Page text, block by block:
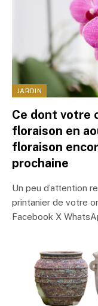
JARDIN
Ce dont votre
floraison en
floraison
prochaine
Un peu d’attention
printanier de votre
Facebook X